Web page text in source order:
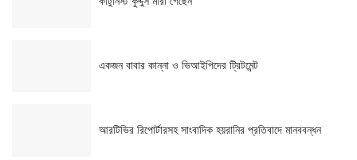
একজন বাবার কান্না ও ভিআইপিদের ট্রিটমেন্ট
আরটিভির রিপোর্টারসহ সাংবাদিক হয়রানির প্রতিবাদে মানববন্ধন